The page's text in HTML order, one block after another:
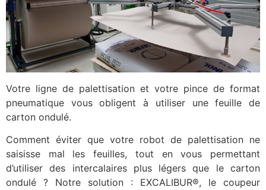
Votre ligne de palettisation et votre pince de format
pneumatique vous obligent à utiliser une feuille de
carton ondulé.
Comment éviter que votre robot de palettisation ne
saisisse mal les feuilles, tout en vous permettant
d’utiliser des intercalaires plus légers que le carton
ondulé ? Notre solution : EXCALIBUR®, le coupeur